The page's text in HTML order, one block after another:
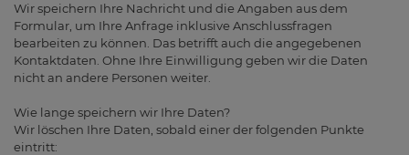
Wir speichern Ihre Nachricht und die Angaben aus dem
Formular, um Ihre Anfrage inklusive Anschlussfragen
bearbeiten zu können. Das betrifft auch die angegebenen
Kontaktdaten. Ohne Ihre Einwilligung geben wir die Daten
nicht an andere Personen weiter.
Wie lange speichern wir Ihre Daten?
Wir löschen Ihre Daten, sobald einer der folgenden Punkte
eintritt: